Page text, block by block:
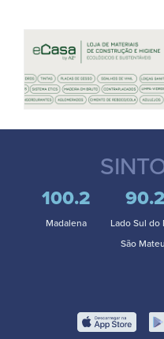
100.2
Madalena
90.2
Lado Sul do
São